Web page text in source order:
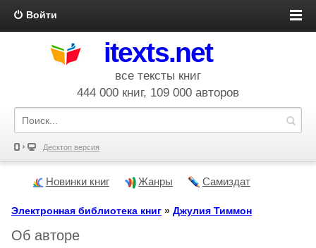
Войти
itexts.net
все тексты книг
444 000 книг, 109 000 авторов
Десктоп версия
Новинки книг Жанры Самиздат
Электронная библиотека книг » Джулия Тиммон
Об авторе